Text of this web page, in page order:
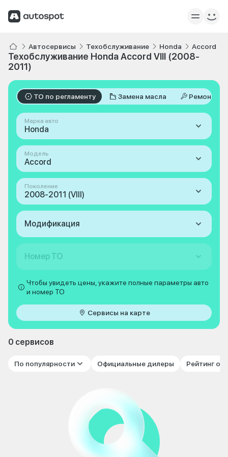
Автосервисы Техобслуживание Honda Accord
Техобслуживание Honda Accord VIII (2008-
2011)
ТО по регламенту Замена масла Ремонт
Марка авто
Honda
Модель
Accord
Поколение
2008-2011 (VIII)
Модификация
Номер ТО
Чтобы увидеть цены, укажите полные параметры авто
и номер ТО
Сервисы на карте
0 сервисов
По популярности Официальные дилеры Рейтинг